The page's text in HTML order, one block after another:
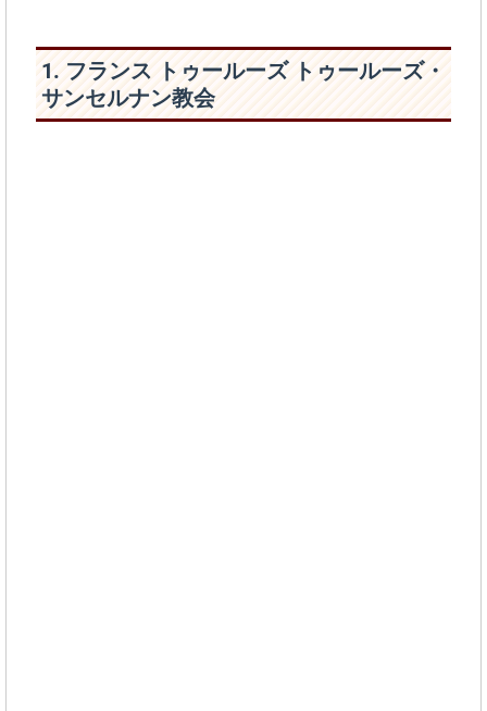
1. フランス トゥールーズ トゥールーズ・
サンセルナン教会